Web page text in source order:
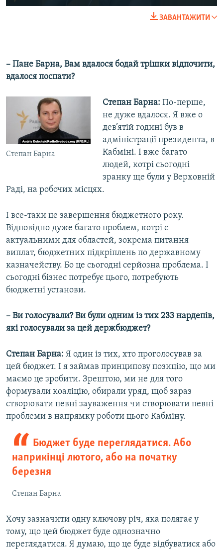
ЗАВАНТАЖИТИ
– Пане Барна, Вам вдалося бодай трішки відпочити,
вдалося поспати?
Степан Барна
Степан Барна: По-перше,
не дуже вдалося. Я вже о
дев’ятій годині був в
адміністрації президента, в
Кабміні. І вже багато
людей, котрі сьогодні
зранку ще були у Верховній
Раді, на робочих місцях.
І все-таки це завершення бюджетного року.
Відповідно дуже багато проблем, котрі є
актуальними для областей, зокрема питання
виплат, бюджетних підкріплень по державному
казначейству. Бо це сьогодні серйозна проблема. І
сьогодні бізнес потребує цього, потребують
бюджетні установи.
– Ви голосували? Ви були одним із тих 233 нардепів,
які голосували за цей держбюджет?
Степан Барна: Я один із тих, хто проголосував за
цей бюджет. І я займав принципову позицію, що ми
маємо це зробити. Зрештою, ми не для того
формували коаліцію, обирали уряд, щоб зараз
створювати певні зауваження чи створювати певні
проблеми в напрямку роботи цього Кабміну.
Бюджет буде переглядатися. Або
наприкінці лютого, або на початку
березня
Степан Барна
Хочу зазначити одну ключову річ, яка полягає у
тому, що цей бюджет буде однозначно
переглядатися. Я думаю, що це буде відбуватися або